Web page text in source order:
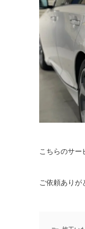
こちらのサー
ご依頼ありが